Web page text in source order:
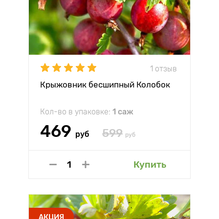
1 отзыв
Крыжовник бесшипный Колобок
Кол-во в упаковке: 1 саж
469 руб 599 руб
Купить
АКЦИЯ